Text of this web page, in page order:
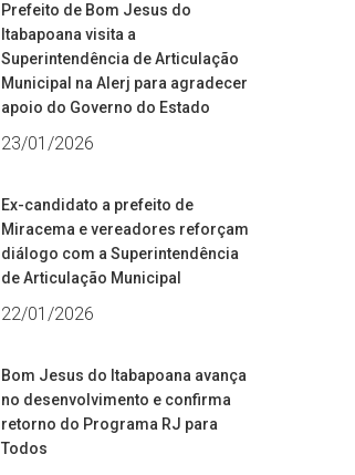
Prefeito de Bom Jesus do
Itabapoana visita a
Superintendência de Articulação
Municipal na Alerj para agradecer
apoio do Governo do Estado
23/01/2026
Ex-candidato a prefeito de
Miracema e vereadores reforçam
diálogo com a Superintendência
de Articulação Municipal
22/01/2026
Bom Jesus do Itabapoana avança
no desenvolvimento e confirma
retorno do Programa RJ para
Todos